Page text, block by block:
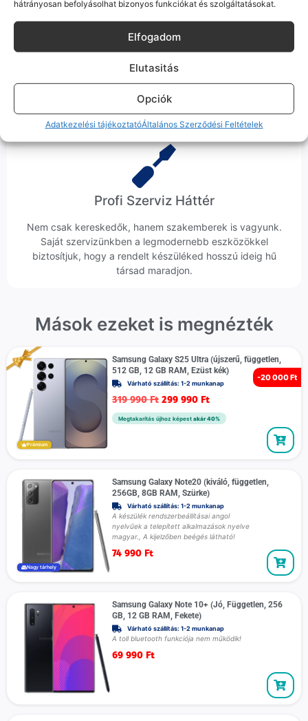
hátrányosan befolyásolhat bizonyos funkciókat és szolgáltatásokat.
Elfogadom
Elutasitás
Opciók
Adatkezelési tájékoztatóÁltalános Szerződési Feltételek
Ingyenes Futár & Szerviz
Ha messze laksz, mi megyünk a készülékért. Garanciális
probléma esetén küldjük a futárt, bevizsgáljuk a telefont, és
javítva vagy cserélve küldjük vissza – neked ez 0 Ft
Profi Szerviz Háttér
Nem csak kereskedők, hanem szakemberek is vagyunk.
Saját szervizünkben a legmodernebb eszközökkel
biztosítjuk, hogy a rendelt készüléked hosszú ideig hű
társad maradjon.
Mások ezeket is megnézték
-20 000 Ft
Prémium
Samsung Galaxy S25 Ultra (újszerű, független,
512 GB, 12 GB RAM, Ezüst kék)
Várható szállítás: 1-2 munkanap
319 990Ft 299 990 Ft
Megtakarítás újhoz képest akár 40%
Nagy tárhely
Samsung Galaxy Note20 (kiváló, független,
256GB, 8GB RAM, Szürke)
Várható szállítás: 1-2 munkanap
A készülék rendszerbeállításai angol
nyelvűek a telepített alkalmazások nyelve
magyar., A kijelzőben beégés látható!
74 990 Ft
Samsung Galaxy Note 10+ (Jó, Független, 256
GB, 12 GB RAM, Fekete)
Várható szállítás: 1-2 munkanap
A toll bluetooth funkciója nem működik!
69 990 Ft